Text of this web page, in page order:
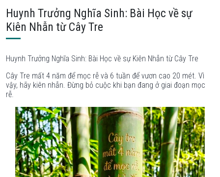
Huynh Trưởng Nghĩa Sinh: Bài Học về sự
Kiên Nhẫn từ Cây Tre
Huynh Trưởng Nghĩa Sinh: Bài Học về sự Kiên Nhẫn từ Cây Tre
Cây Tre mất 4 năm để mọc rễ và 6 tuần để vươn cao 20 mét. Vì
vậy, hãy kiên nhẫn. Đừng bỏ cuộc khi bạn đang ở giai đoạn mọc
rễ.